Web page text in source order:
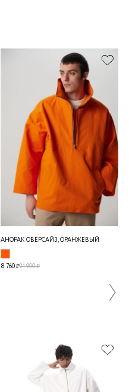
раз в 2 недели
АНОРАК ОВЕРСАЙЗ, ОРАНЖЕВЫЙ
8 760 ₽21 900 ₽